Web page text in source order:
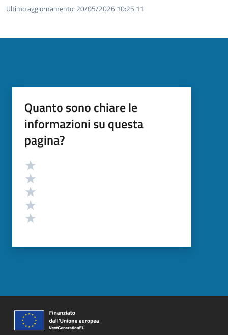
Ultimo aggiornamento: 20/05/2026 10:25.11
Quanto sono chiare le
informazioni su questa
pagina?
Valutazione